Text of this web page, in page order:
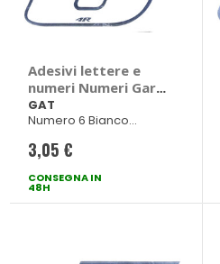
Adesivi lettere e
numeri Numeri Gara
- GAT
GAT
Numero 6 Bianco
3,05 €
CONSEGNA IN
48H